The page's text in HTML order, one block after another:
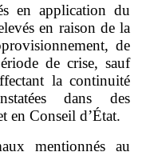
en application du
en raison de la
de
de crise, sauf
la continuité
dans des
en Conseil d’État.
mentionnés au